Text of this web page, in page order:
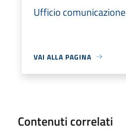
Ufficio comunicazione
VAI ALLA PAGINA
Contenuti correlati